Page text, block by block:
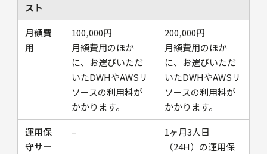
スト
月額費
用
100,000円
月額費用のほか
に、お選びいただ
いたDWHやAWSリ
ソースの利用料が
かかります。
200,000円
月額費用のほか
に、お選びいただ
いたDWHやAWSリ
ソースの利用料が
かかります。
運用保
守サー
–
1ヶ月3人日
（24H）の運用保